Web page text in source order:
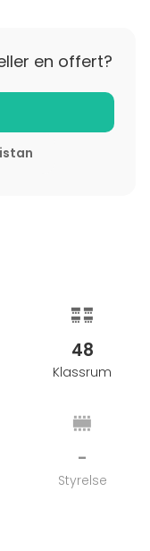
saavat
en offert?
48
Klassrum
-
Styrelse